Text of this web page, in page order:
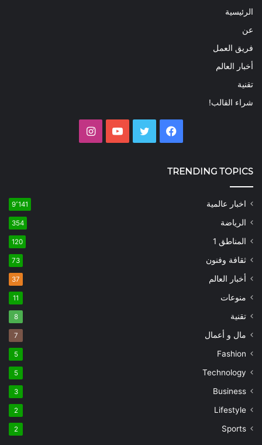
الرئيسية
عن
فريق العمل
أخبار العالم
تقنية
شراء القالب!
فيسبوك تويتر يوتيوب
TRENDING TOPICS
اخبار عالمية 9٬141
الرياضة 354
المناطق 1 120
ثقافة وفنون 73
أخبار العالم 37
منوعات 11
تقنية 8
مال و أعمال 7
Fashion
5
Technology
5
Business
3
Lifestyle
2
Sports
2